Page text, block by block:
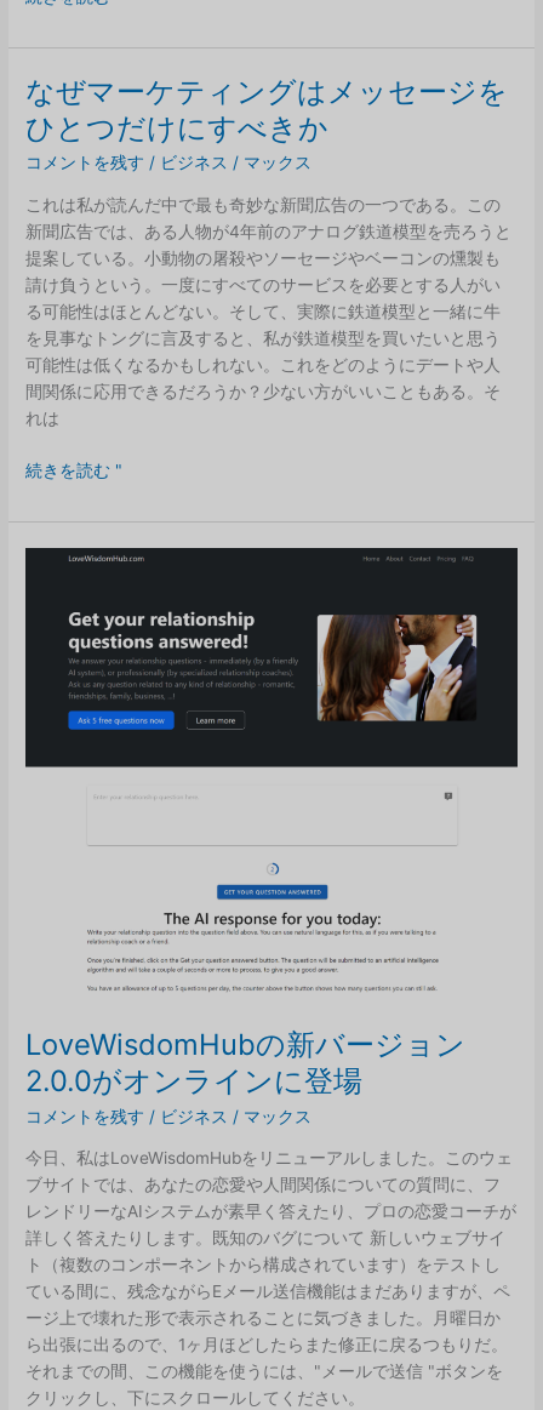
バ
ジ
ョ
ン
ン
ラ
イ
ン
なぜマーケティングはメッセージを
ひとつだけにすべきか
コメントを残す / ビジネス / マックス
これは私が読んだ中で最も奇妙な新聞広告の一つである。この
新聞広告では、ある人物が4年前のアナログ鉄道模型を売ろうと
提案している。小動物の屠殺やソーセージやベーコンの燻製も
請け負うという。一度にすべてのサービスを必要とする人がい
る可能性はほとんどない。そして、実際に鉄道模型と一緒に牛
を見事なトングに言及すると、私が鉄道模型を買いたいと思う
可能性は低くなるかもしれない。これをどのようにデートや人
間関係に応用できるだろうか？少ない方がいいこともある。そ
れは
な
マ
ー
ッ
に
す
べ
き
続きを読む "
LoveWisdomHubの新バージョン
2.0.0がオンラインに登場
コメントを残す / ビジネス / マックス
今日、私はLoveWisdomHubをリニューアルしました。このウェ
ブサイトでは、あなたの恋愛や人間関係についての質問に、フ
レンドリーなAIシステムが素早く答えたり、プロの恋愛コーチが
詳しく答えたりします。既知のバグについて 新しいウェブサイ
ト（複数のコンポーネントから構成されています）をテストし
ている間に、残念ながらEメール送信機能はまだありますが、ペ
ージ上で壊れた形で表示されることに気づきました。月曜日か
ら出張に出るので、1ヶ月ほどしたらまた修正に戻るつもりだ。
それまでの間、この機能を使うには、"メールで送信 "ボタンを
クリックし、下にスクロールしてください。